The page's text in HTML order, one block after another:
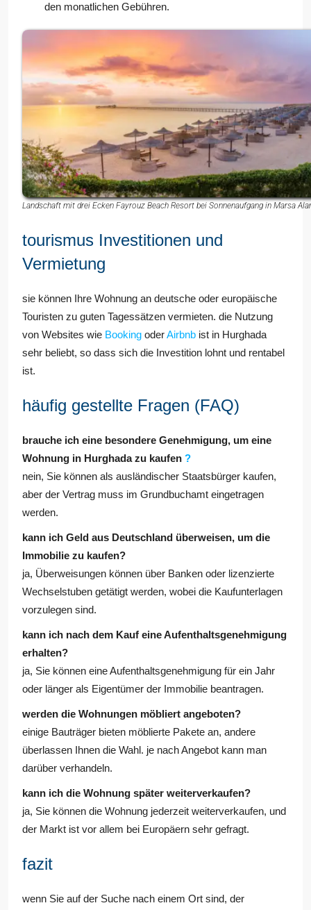
den monatlichen Gebühren.
Landschaft mit drei Ecken Fayrouz Beach Resort bei Sonnenaufgang in Marsa
tourismus Investitionen und
Vermietung
sie können Ihre Wohnung an deutsche oder europäische
Touristen zu guten Tagessätzen vermieten. die Nutzung
von Websites wie Booking oderAirbnb ist in Hurghada
sehr beliebt, so dass sich die Investition lohnt und rentabel
ist.
häufig gestellte Fragen (FAQ)
brauche ich eine besondere Genehmigung, um eine
Wohnung in Hurghada zu kaufen ?
nein, Sie können als ausländischer Staatsbürger kaufen,
aber der Vertrag muss im Grundbuchamt eingetragen
werden.
kann ich Geld aus Deutschland überweisen, um die
Immobilie zu kaufen?
ja, Überweisungen können über Banken oder lizenzierte
Wechselstuben getätigt werden, wobei die Kaufunterlagen
vorzulegen sind.
kann ich nach dem Kauf eine Aufenthaltsgenehmigung
erhalten?
ja, Sie können eine Aufenthaltsgenehmigung für ein Jahr
oder länger als Eigentümer der Immobilie beantragen.
werden die Wohnungen möbliert angeboten?
einige Bauträger bieten möblierte Pakete an, andere
überlassen Ihnen die Wahl. je nach Angebot kann man
darüber verhandeln.
kann ich die Wohnung später weiterverkaufen?
ja, Sie können die Wohnung jederzeit weiterverkaufen, und
der Markt ist vor allem bei Europäern sehr gefragt.
fazit
wenn Sie auf der Suche nach einem Ort sind, der